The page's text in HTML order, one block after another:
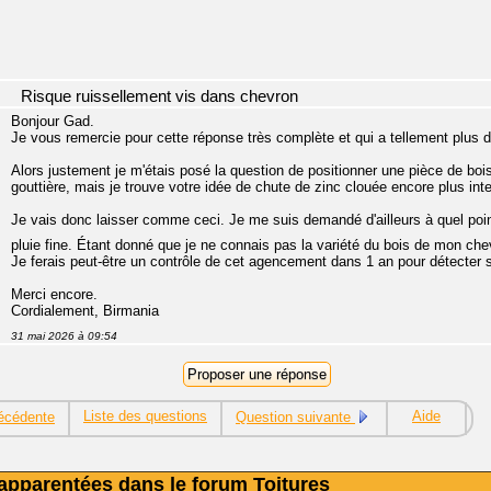
Risque ruissellement vis dans chevron
Bonjour Gad.
Je vous remercie pour cette réponse très complète et qui a tellement plus
Alors justement je m'étais posé la question de positionner une pièce de
gouttière, mais je trouve votre idée de chute de zinc clouée encore plus
Je vais donc laisser comme ceci. Je me suis demandé d'ailleurs à quel
pluie fine. Étant donné que je ne connais pas la variété du bois de mon
Je ferais peut-être un contrôle de cet agencement dans 1 an pour détecter
Merci encore.
Cordialement, Birmania
31 mai 2026 à 09:54
Liste des questions Question suivante Aide
dans le forum Toitures